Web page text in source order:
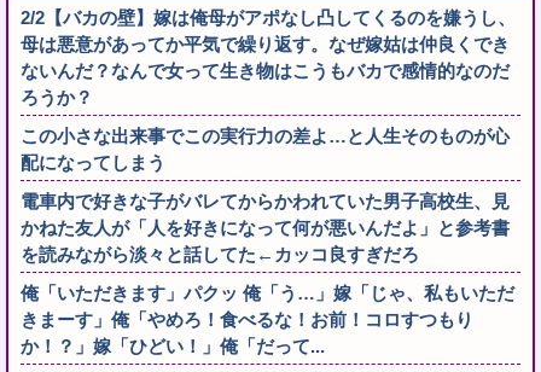
2/2【バカの壁】嫁は俺母がアポなし凸してくるのを嫌うし、
母は悪意があってか平気で繰り返す。なぜ嫁姑は仲良くでき
ないんだ？なんで女って生き物はこうもバカで感情的なのだ
ろうか？
この小さな出来事でこの実行力の差よ…と人生そのものが心
配になってしまう
電車内で好きな子がバレてからかわれていた男子高校生、見
かねた友人が「人を好きになって何が悪いんだよ」と参考書
を読みながら淡々と話してた←カッコ良すぎだろ
俺「いただきます」パクッ 俺「う…」嫁「じゃ、私もいただ
きまーす」俺「やめろ！食べるな！お前！コロすつもり
か！？」嫁「ひどい！」俺「だって...